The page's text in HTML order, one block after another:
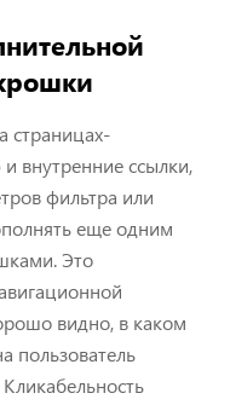
страницах-
внутренние ссылки,
фильтра или
еще одним
Это
видно, в каком
пользователь